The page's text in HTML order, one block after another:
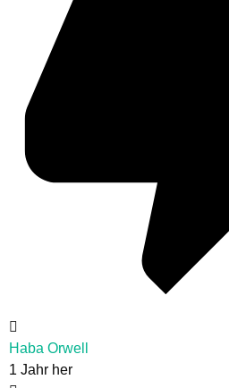
Haba Orwell
1 Jahr her